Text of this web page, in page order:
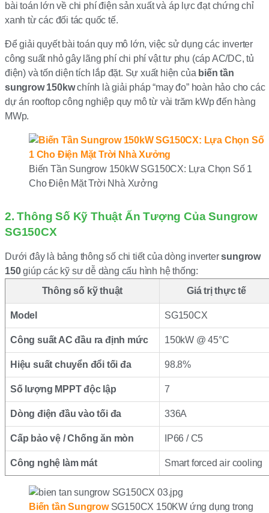
bài toán lớn về chi phí điện sản xuất và áp lực đạt chứng chỉ
xanh từ các đối tác quốc tế.
Để giải quyết bài toán quy mô lớn, việc sử dụng các inverter
công suất nhỏ gây lãng phí chi phí vật tư phụ (cáp AC/DC, tủ
điện) và tốn diện tích lắp đặt. Sự xuất hiện của biến tần
sungrow 150kwchính là giải pháp “may đo” hoàn hảo cho các
dự án rooftop công nghiệp quy mô từ vài trăm kWp đến hàng
MWp.
Biến Tần Sungrow 150kW SG150CX: Lựa Chọn Số 1
Cho Điện Mặt Trời Nhà Xưởng
2. Thông Số Kỹ Thuật Ấn Tượng Của Sungrow
SG150CX
Dưới đây là bảng thông số chi tiết của dòng invertersungrow
150giúp các kỹ sư dễ dàng cấu hình hệ thống:
Thông số kỹ thuật
Giá trị thực tế
Model SG150CX
Công suất AC đầu ra định mức 150kW @ 45°C
Hiệu suất chuyển đổi tối đa 98.8%
Số lượng MPPT độc lập 7
Dòng điện đầu vào tối đa 336A
Cấp bảo vệ / Chống ăn mòn IP66 / C5
Công nghệ làm mát Smart forced air cooling
Biến tần SungrowSG150CX 150KW ứng dụng trong